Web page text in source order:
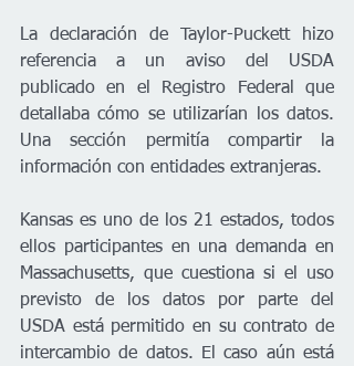
La declaración de Taylor-Puckett hizo
referencia a un aviso del USDA
publicado en el Registro Federal que
detallaba cómo se utilizarían los datos.
Una sección permitía compartir la
información con entidades extranjeras.
Kansas es uno de los 21 estados, todos
ellos participantes en una demanda en
Massachusetts, que cuestiona si el uso
previsto de los datos por parte del
USDA está permitido en su contrato de
intercambio de datos. El caso aún está